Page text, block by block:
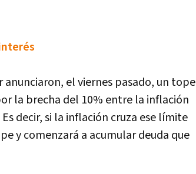
el viernes pasado, un tope
la brecha del 10% entre la inflación
decir, si la inflación cruza ese límite
y comenzará a acumular deuda que